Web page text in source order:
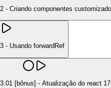
- Criando componentes
- Usando forwardRef
[bônus] - Atualização do react